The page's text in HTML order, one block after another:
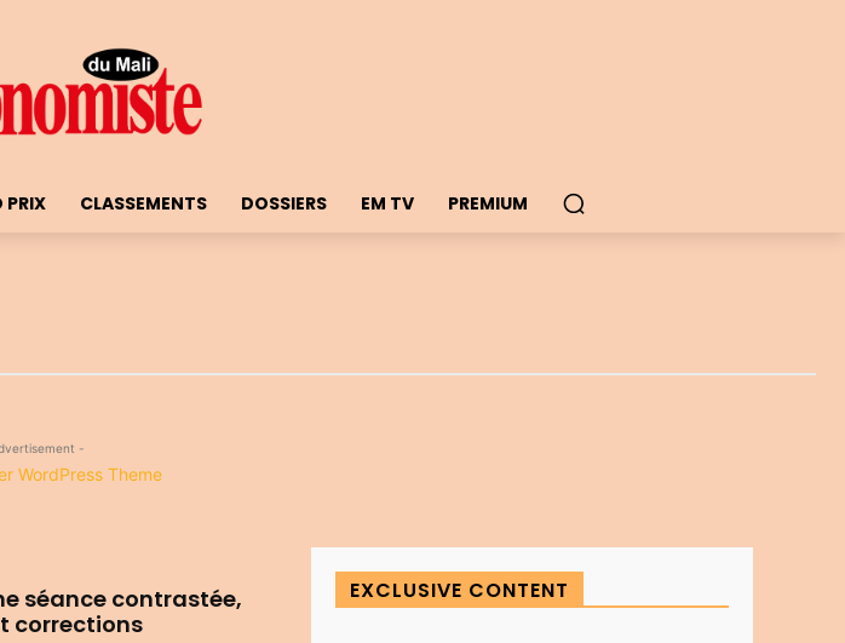
PRIX CLASSEMENTS DOSSIERS EM TV PREMIUM
-
séance contrastée,
corrections
EXCLUSIVE CONTENT